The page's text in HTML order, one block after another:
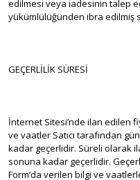
edilmesi veya iadesinin talep
yükümlülüğünden ibra edilmiş
GEÇERLİLİK SÜRESİ
İnternet Sitesi’nde ilan edilen
ve vaatler Satıcı tarafından
kadar geçerlidir. Süreli olarak
sonuna kadar geçerlidir.
Form’da verilen bilgi ve